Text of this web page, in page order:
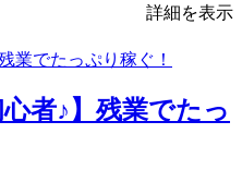
詳細を表示
者♪】残業でたっ